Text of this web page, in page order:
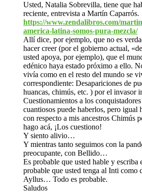
Usted, Natalia Sobrevilla, tiene que
reciente, entrevista a Martín Caparrós.
https://www.zendalibros.com/
america-latina-somos-pura-mezcla/
Allí dice, por ejemplo, que no es
hacer creer (por el gobierno actual,
usted apoya, por ejemplo), que el
edénico haya estado próximo a ello.
vivía como en el resto del mundo se
correspondiente: Desapariciones de
huancas, chimús, etc. ) por el invasor
Cuestionamientos a los
cuantiosos puede haberlos, pero igual
con respecto a mis ancestros Chimús
hago acá, ¡Los cuestiono!
Y siento alivio…
Y mientras tanto seguimos con la
preocupante, con Bellido…
Es probable que usted hable y escriba
probable que usted tenga al Inti como
Ayllus… Todo es probable.
Saludos